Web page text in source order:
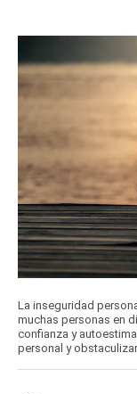
La inseguridad
muchas personas en
confianza y
personal y